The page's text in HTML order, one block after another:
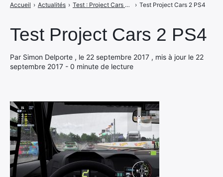
Test Project Cars 2 PS4
Par Simon Delporte , le 22 septembre 2017 , mis à jour le 22
septembre 2017 - 0 minute de lecture
Accueil › Actualités › Test : Project Cars 2, la simulation automobile de l'année ? › Test Project Cars 2 PS4